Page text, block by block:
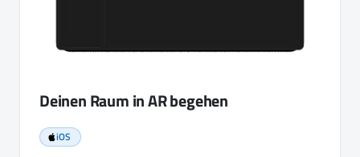
Deinen Raum in AR begehen
iOS